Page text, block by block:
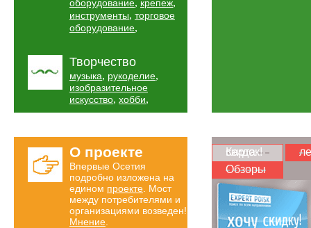
оборудование, крепеж,
инструменты, торговое
оборудование,
Творчество
музыка, рукоделие,
изобразительное
искусство, хобби,
О проекте
Впервые Осетия
подробно изложена на
едином проекте . Мост
между потребителями и
организациями возведен!
Мнение
Карта скидок!
Обзоры